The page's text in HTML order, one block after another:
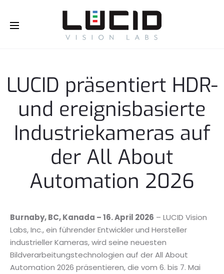
LUCID präsentiert HDR-
und ereignisbasierte
Industriekameras auf
der All About
Automation 2026
Burnaby, BC, Kanada – 16. April 2026 – LUCID Vision
Labs, Inc., ein führender Entwickler und Hersteller
industrieller Kameras, wird seine neuesten
Bildverarbeitungstechnologien auf der All About
Automation 2026 präsentieren, die vom 6. bis 7. Mai